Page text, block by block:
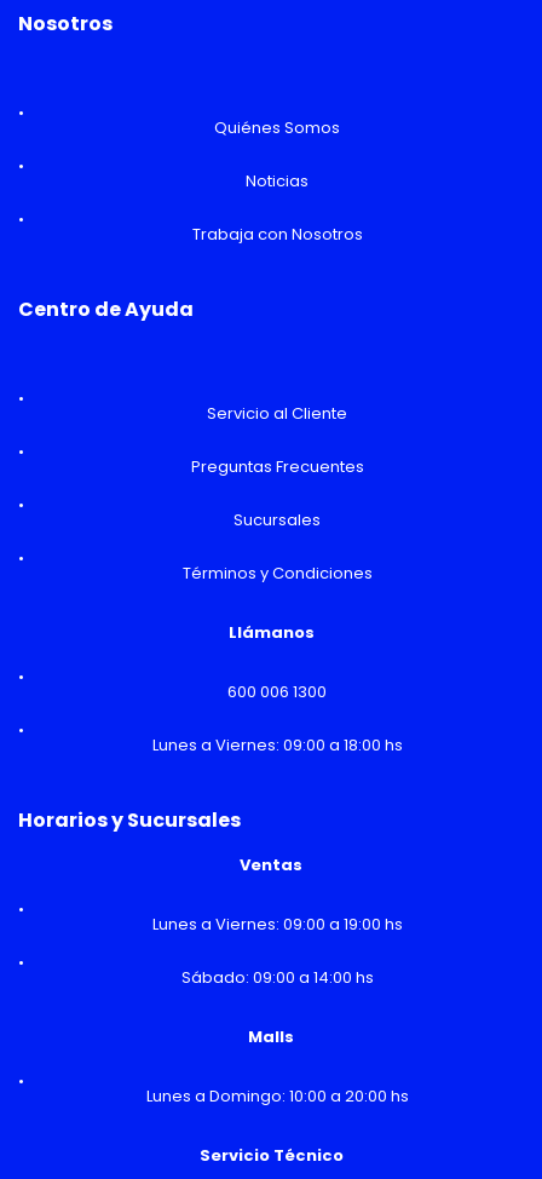
Nosotros
Quiénes Somos
Noticias
Trabaja con Nosotros
Centro de Ayuda
Servicio al Cliente
Preguntas Frecuentes
Sucursales
Términos y Condiciones
Llámanos
600 006 1300
Lunes a Viernes: 09:00 a 18:00 hs
Horarios y Sucursales
Ventas
Lunes a Viernes: 09:00 a 19:00 hs
Sábado: 09:00 a 14:00 hs
Malls
Lunes a Domingo: 10:00 a 20:00 hs
Servicio Técnico